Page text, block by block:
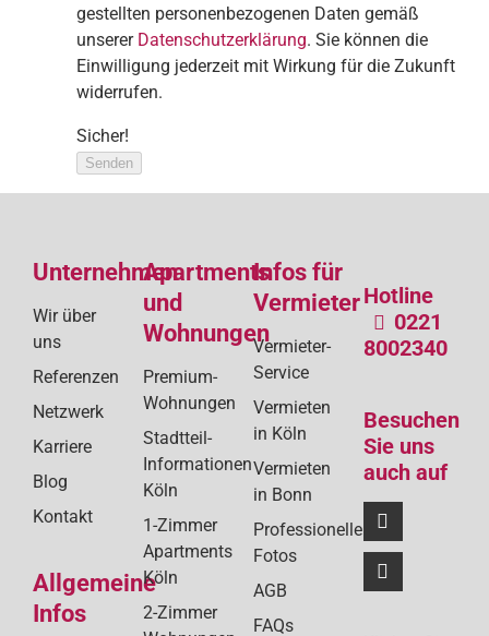
gestellten personenbezogenen Daten gemäß
unserer Datenschutzerklärung. Sie können die
Einwilligung jederzeit mit Wirkung für die Zukunft
widerrufen.
Sicher!
Senden
Unternehmen
Wir über
uns
Referenzen
Netzwerk
Karriere
Blog
Kontakt
Allgemeine
Infos
Apartments
und
Wohnungen
Premium-
Wohnungen
Stadtteil-
Informationen
Köln
1-Zimmer
Apartments
Köln
2-Zimmer
Infos für
Vermieter
Vermieter-
Service
Vermieten
in Köln
Vermieten
in Bonn
Professionelle
Fotos
AGB
FAQs
Hotline
0221
8002340
Besuchen
Sie uns
auch auf